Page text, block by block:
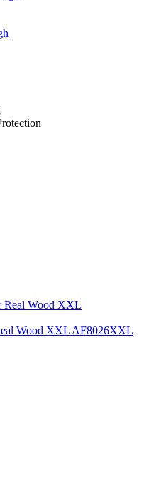
Wood XXL AF8026XXL